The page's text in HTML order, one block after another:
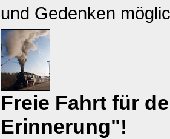
und Gedenken
Freie Fahrt für
Erinnerung"!